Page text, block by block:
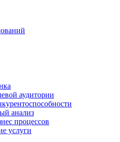
аудитории
анализ
процессов
услуги